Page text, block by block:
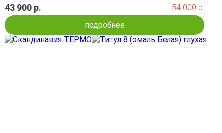
43 900 р.
54 000 р.
подробнее